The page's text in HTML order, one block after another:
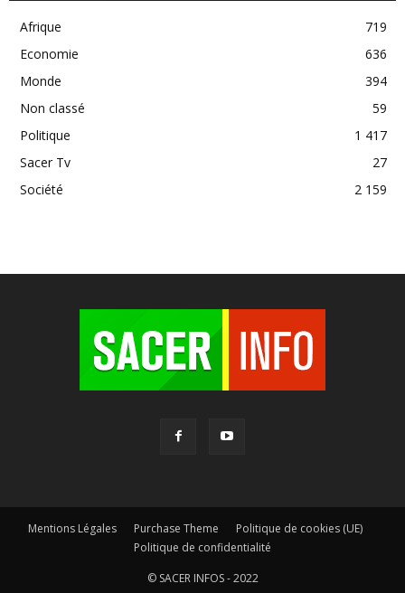
Afrique
719
Economie
636
Monde
394
Non classé
59
Politique
1 417
Sacer Tv
27
Société
2 159
Mentions Légales Purchase Theme
Politique de cookies (UE)
Politique de confidentialité
© SACER INFOS - 2022